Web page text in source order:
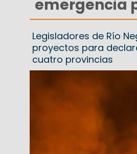
emergencia
Legisladores de Río
proyectos para
cuatro provincias